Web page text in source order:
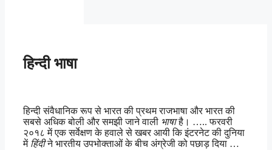
हिन्दी भाषा
हिन्दी संवैधानिक रूप से भारत की प्रथम राजभाषा और भारत की
सबसे अधिक बोली और समझी जाने वाली भाषाहै। ….. फरवरी
२०१८ में एक सर्वेक्षण के हवाले से खबर आयी कि इंटरनेट की दुनिया
में हिंदीने भारतीय उपभोक्ताओं के बीच अंग्रेजी को पछाड़ दिया …